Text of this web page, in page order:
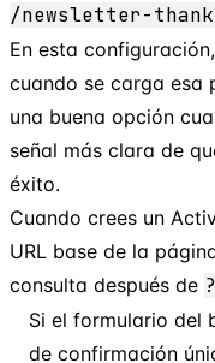
/newsletter-
En esta
cuando se carga esa
una buena opción
señal más clara de
éxito.
Cuando crees un
URL base de la
consulta después de ?
Si el formulario del
de confirmación